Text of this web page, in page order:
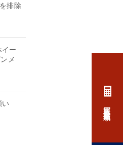
排除
ー
メ
買取査定依頼